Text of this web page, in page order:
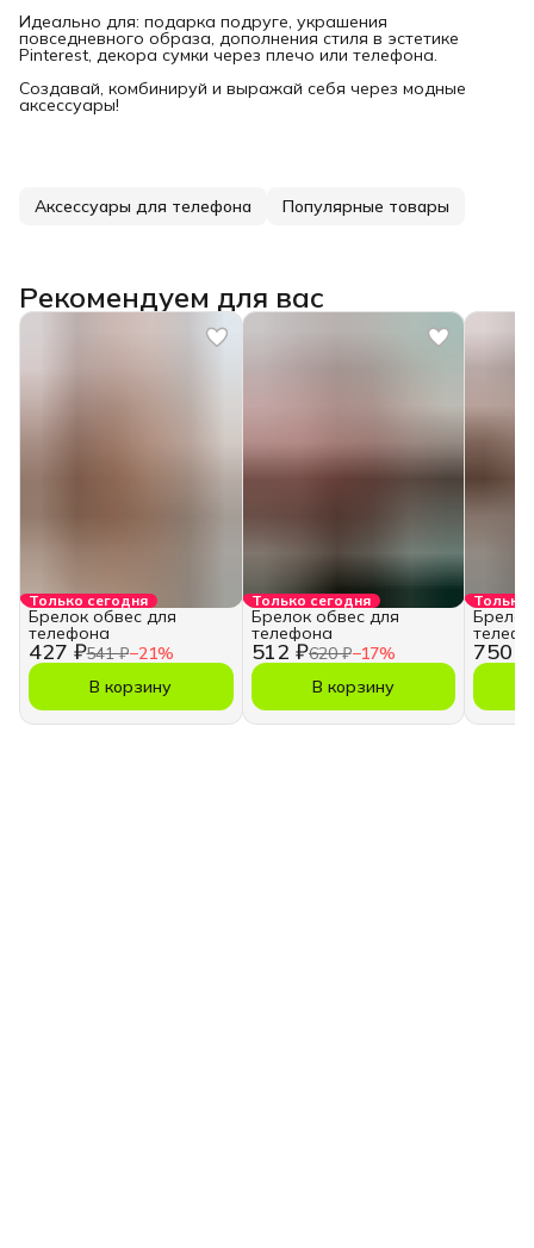
Идеально для: подарка подруге, украшения
повседневного образа, дополнения стиля в эстетике
Pinterest, декора сумки через плечо или телефона.
Создавай, комбинируй и выражай себя через модные
аксессуары!
Аксессуары для телефона Популярные товары
Рекомендуем для вас
Только сегодня
427 ₽541 ₽−21%
Брелок обвес для
телефона
В корзину
Только сегодня
512 ₽620 ₽−17%
Брелок обвес для
телефона
В корзину
Только
750 ₽